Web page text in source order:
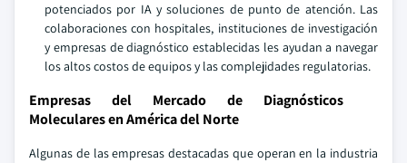
potenciados por IA y soluciones de punto de atención. Las
colaboraciones con hospitales, instituciones de investigación
y empresas de diagnóstico establecidas les ayudan a navegar
los altos costos de equipos y las complejidades regulatorias.
Empresas del Mercado de Diagnósticos
Moleculares en América del Norte
Algunas de las empresas destacadas que operan en la industria